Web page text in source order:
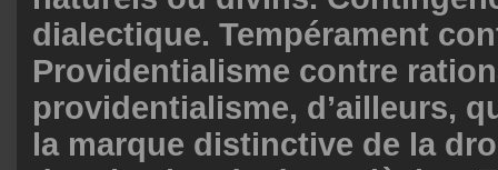
dialectique. Tempérament
Providentialisme contre
providentialisme, d’ailleurs,
la marque distinctive de la